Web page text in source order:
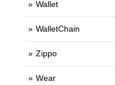
Wallet
WalletChain
Zippo
Wear